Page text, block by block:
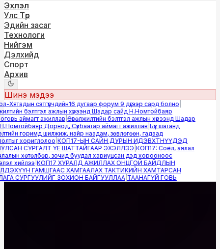
Эхлэл
Улс Төр
Эдийн засаг
Технологи
Нийгэм
Дэлхийд
Спорт
Архив
Шинэ мэдээ
сэтгүүлчдийн16 дугаар форум 9 дүгээр сард болно|
бэлтгэл ажлын хүрээнд Шадар сайд Н.Номтойбаяр
аймагт ажиллав|Өвөлжилтийн бэлтгэл ажлын хүрээнд Шадар
Дорнод, Сүхбаатар аймагт ажиллав|Бүх шатанд
горимд шилжиж, найр наадам, зөвлөгөөн, гадаад
хориглолоо|КОП17-ЫН САЙН ДУРЫН ИДЭВХТНҮҮДЭД
СУРГАЛТ ҮЕ ШАТТАЙГААР ЭХЭЛЛЭЭ|КОП17: Соёл, аялал
хөтөлбөр, зочид буудал хариуцсан дэд хорооноос
хийлээ|КОП17 ХУРАЛД АЖИЛЛАХ ОНЦГОЙ БАЙДЛЫН
ГАМШГААС ХАМГААЛАХ ТАКТИКИЙН ХАМТАРСАН
СУРГУУЛИЙГ ЗОХИОН БАЙГУУЛЛАА|ТААНАГҮЙ ГОВЬ